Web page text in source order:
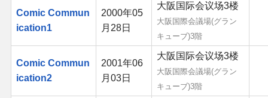
Comic Commun
ication1
2000年05
月28日
大阪国际会议场3楼
大阪国際会議場(グラン
キューブ)3階
Comic Commun
ication2
2001年06
月03日
大阪国际会议场3楼
大阪国際会議場(グラン
キューブ)3階
展会作品列表
商业二次创作